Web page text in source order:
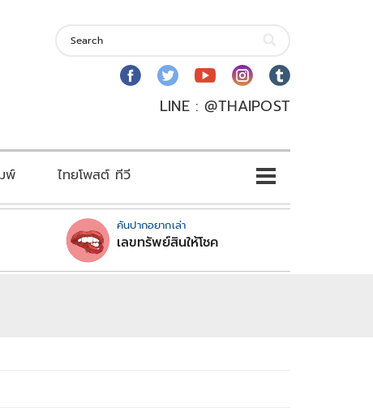
LINE : @THAIPOST
พ์ ไทยโพสต์ ทีวี
คันปากอยากเล่า
เลขทรัพย์สินให้โชค